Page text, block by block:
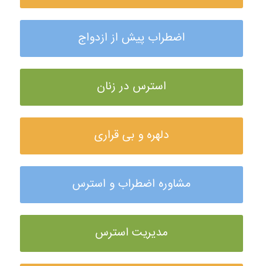
اضطراب پیش از ازدواج
استرس در زنان
دلهره و بی قراری
مشاوره اضطراب و استرس
مدیریت استرس